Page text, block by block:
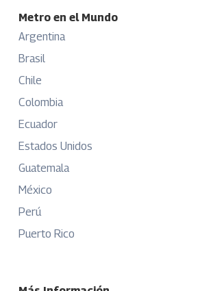
Metro en el Mundo
Argentina
Brasil
Chile
Colombia
Ecuador
Estados Unidos
Guatemala
México
Perú
Puerto Rico